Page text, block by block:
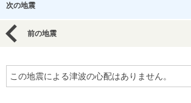
次の地震
前の地震
この地震による津波の心配はありません。